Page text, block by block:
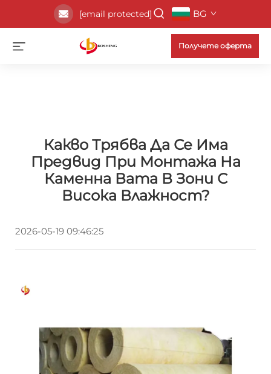
[email protected] BG
Получете оферта
Какво Трябва Да Се Има
Предвид При Монтажа На
Каменна Вата В Зони С
Висока Влажност?
2026-05-19 09:46:25